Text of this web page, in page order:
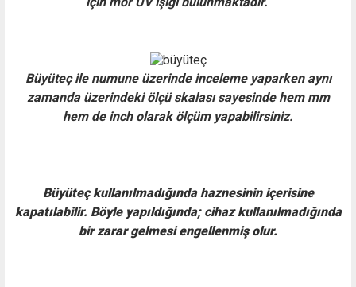
Büyüteç ile numune üzerinde inceleme yaparken aynı
zamanda üzerindeki ölçü skalası sayesinde hem mm
hem de inch olarak ölçüm yapabilirsiniz.
Büyüteç kullanılmadığında haznesinin içerisine
kapatılabilir. Böyle yapıldığında; cihaz kullanılmadığında
bir zarar gelmesi engellenmiş olur.